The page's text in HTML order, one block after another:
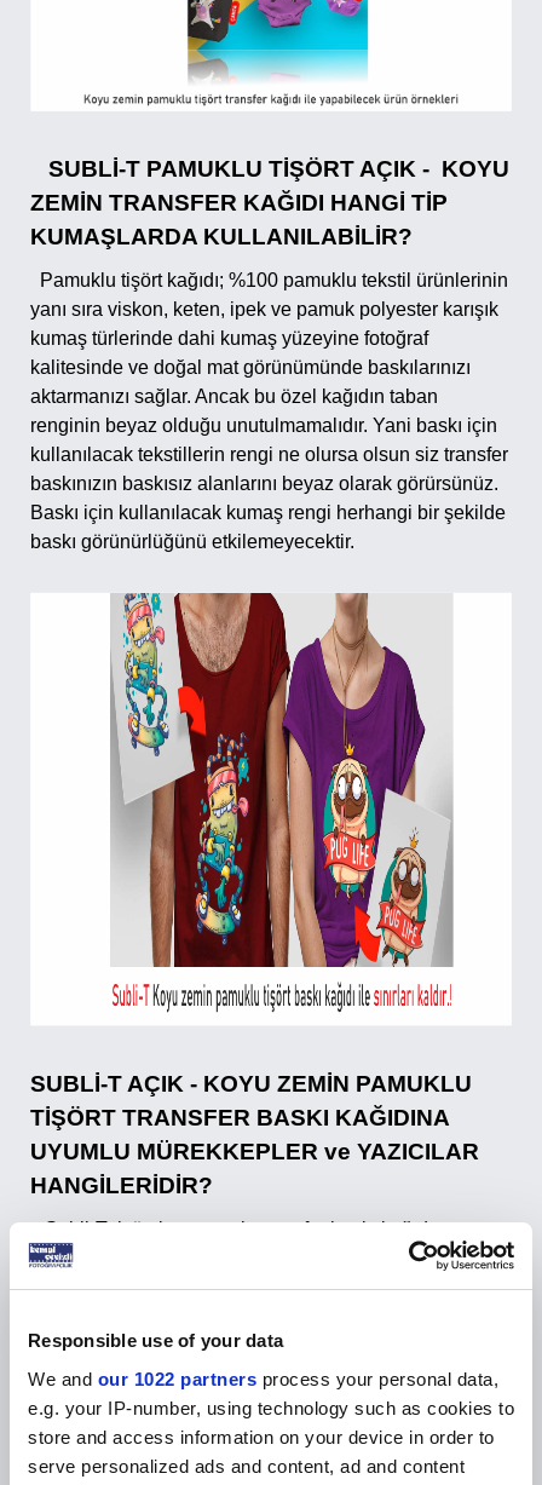
Responsible use of your data
We and our 1022 partners process your personal data,
e.g. your IP-number, using technology such as cookies to
store and access information on your device in order to
serve personalized ads and content, ad and content
SUBLİ-T PAMUKLU TİŞÖRT AÇIK - KOYU
ZEMİN TRANSFER KAĞIDI HANGİ TİP
KUMAŞLARDA KULLANILABİLİR?
Pamuklu tişört kağıdı; %100 pamuklu tekstil ürünlerinin
yanı sıra viskon, keten, ipek ve pamuk polyester karışık
kumaş türlerinde dahi kumaş yüzeyine fotoğraf
kalitesinde ve doğal mat görünümünde baskılarınızı
aktarmanızı sağlar. Ancak bu özel kağıdın taban
renginin beyaz olduğu unutulmamalıdır. Yani baskı için
kullanılacak tekstillerin rengi ne olursa olsun siz transfer
baskınızın baskısız alanlarını beyaz olarak görürsünüz.
Baskı için kullanılacak kumaş rengi herhangi bir şekilde
baskı görünürlüğünü etkilemeyecektir.
SUBLİ-T AÇIK - KOYU ZEMİN PAMUKLU
TİŞÖRT TRANSFER BASKI KAĞIDINA
UYUMLU MÜREKKEPLER ve YAZICILAR
HANGİLERİDİR?
Subli-T tişört koyu zemin transfer baskı kağıdına
piyasada bulunan hemen hemen tüm masaüstü inkjet
yazıcılar ile baskı yapılabilir. HP, Canon, Epson, Brother,
yazıcı ile dye, pigment ve süblimasyon mürekkeplerle
baskı yapabilirsiniz. Bu yazıcı esnekliği sayesinde geniş
bir donanım uyumluluğuna sahiptir. Baskı yüzeyinde
sahip olduğu özel kaplama sayesinde mükemmel baskı
renkleri ve kullanım esnasında aşınma dayanımı